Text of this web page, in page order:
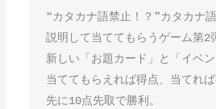
❝カタカナ語禁止！？❞カタカナ
説明して当ててもらうゲーム第2
新しい「お題カード」と「イベ
当ててもらえれば得点、当てれば
先に10点先取で勝利。